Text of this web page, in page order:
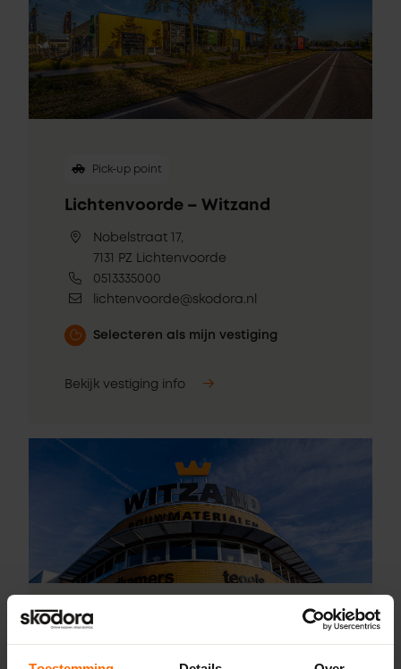
Pick-up point
Lichtenvoorde – Witzand
Nobelstraat 17,
7131 PZ Lichtenvoorde
0513335000
lichtenvoorde@skodora.nl
Selecteren als mijn vestiging
Bekijk vestiging info